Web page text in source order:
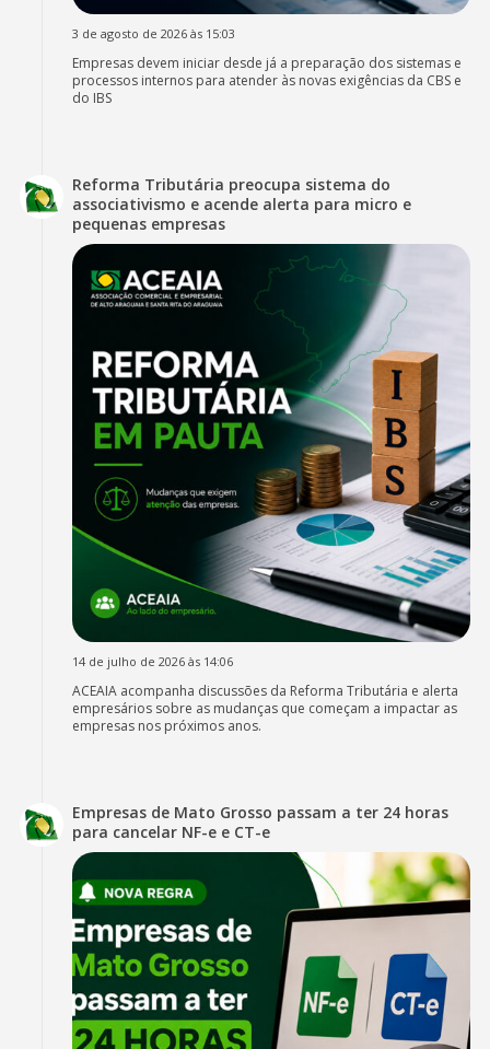
3 de agosto de 2026 às 15:03
Empresas devem iniciar desde já a preparação dos sistemas e
processos internos para atender às novas exigências da CBS e
do IBS
Reforma Tributária preocupa sistema do
associativismo e acende alerta para micro e
pequenas empresas
14 de julho de 2026 às 14:06
ACEAIA acompanha discussões da Reforma Tributária e alerta
empresários sobre as mudanças que começam a impactar as
empresas nos próximos anos.
Empresas de Mato Grosso passam a ter 24 horas
para cancelar NF-e e CT-e